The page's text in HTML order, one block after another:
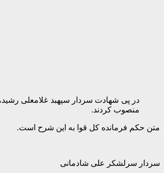
در پی شهادت سردار سپهبد غلامعلی
منصوب کردند.
متن حکم فرمانده کل قوا به این شرح است.
سردار سرلشکر علی شادمانی